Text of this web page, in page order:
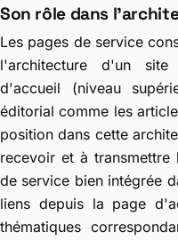
Son rôle dans
Les pages de service
l'architecture d'un
d'accueil (niveau
éditorial comme les
position dans cette
recevoir et à transmettre
de service bien intégrée
liens depuis la page
thématiques